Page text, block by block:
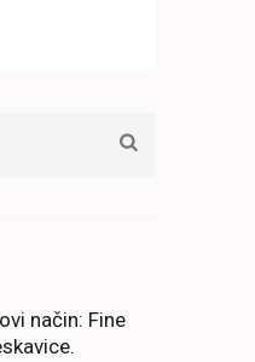
način: Fine